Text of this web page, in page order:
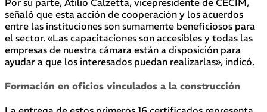
señaló que esta acción de cooperación y los acuerdos
entre las instituciones son sumamente beneficiosos para
el sector. «Las capacitaciones son accesibles y todas las
empresas de nuestra cámara están a disposición para
ayudar a que los interesados puedan realizarlas», indicó.
Formación en oficios vinculados a la construcción